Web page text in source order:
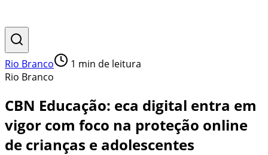
Rio Branco 1 min de leitura
Rio Branco
CBN Educação: eca digital entra em
vigor com foco na proteção online
de crianças e adolescentes